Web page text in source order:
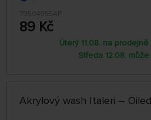
79504955AP
89 Kč
Úterý 11.08. na
Středa 12.08.
Akrylový wash Italeri –